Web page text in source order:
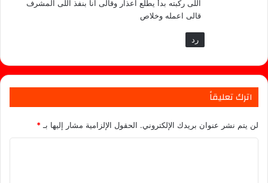
اللى ركبته بدأ يطلع اعذار وقالى انا بنفذ اللى المشرف
قالى اعمله وخلاص
رد
اترك تعليقاً
لن يتم نشر عنوان بريدك الإلكتروني. الحقول الإلزامية مشار إليها بـ *